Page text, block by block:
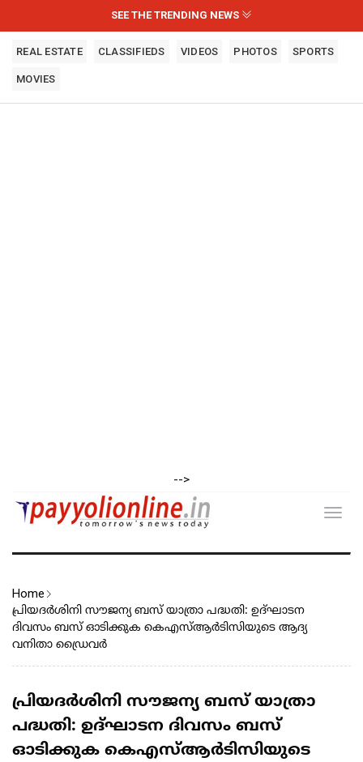
SEE THE TRENDING NEWS
REAL ESTATE CLASSIFIEDS VIDEOS PHOTOS SPORTS
MOVIES
-->
Home
പ്രിയദർശിനി സൗജന്യ ബസ് യാത്രാ പദ്ധതി: ഉദ്ഘാടന
ദിവസം ബസ് ഓടിക്കുക കെഎസ്ആർടിസിയുടെ ആദ്യ
വനിതാ ഡ്രൈവർ
പ്രിയദർശിനി സൗജന്യ ബസ് യാത്രാ
പദ്ധതി: ഉദ്ഘാടന ദിവസം ബസ്
ഓടിക്കുക കെഎസ്ആർടിസിയുടെ